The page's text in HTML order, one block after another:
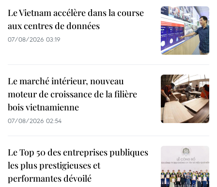
Le Vietnam accélère dans la course
aux centres de données
07/08/2026 03:19
Le marché intérieur, nouveau
moteur de croissance de la filière
bois vietnamienne
07/08/2026 02:54
Le Top 50 des entreprises publiques
les plus prestigieuses et
performantes dévoilé